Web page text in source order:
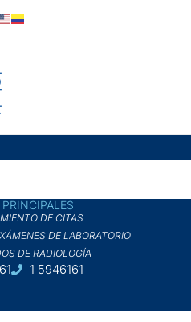
DE CITAS
DE LABORATORIO
DE RADIOLOGÍA
1 5946161